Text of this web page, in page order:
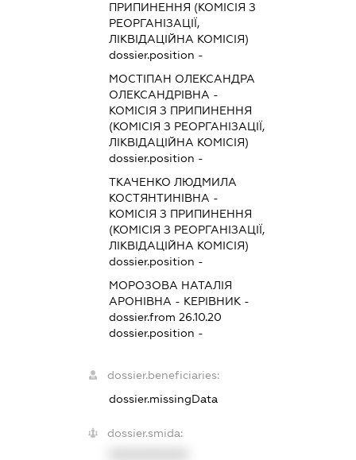
ПРИПИНЕННЯ (КОМІСІЯ З
РЕОРГАНІЗАЦІЇ,
ЛІКВІДАЦІЙНА КОМІСІЯ)
dossier.position -
МОСТІПАН ОЛЕКСАНДРА
ОЛЕКСАНДРІВНА -
КОМІСІЯ З ПРИПИНЕННЯ
(КОМІСІЯ З РЕОРГАНІЗАЦІЇ,
ЛІКВІДАЦІЙНА КОМІСІЯ)
dossier.position -
ТКАЧЕНКО ЛЮДМИЛА
КОСТЯНТИНІВНА -
КОМІСІЯ З ПРИПИНЕННЯ
(КОМІСІЯ З РЕОРГАНІЗАЦІЇ,
ЛІКВІДАЦІЙНА КОМІСІЯ)
dossier.position -
МОРОЗОВА НАТАЛІЯ
АРОНІВНА - КЕРІВНИК -
dossier.from 26.10.20
dossier.position -
dossier.beneficiaries:
dossier.missingData
dossier.smida: